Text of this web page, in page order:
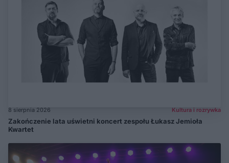
8 sierpnia 2026 Kultura i rozrywka
Zakończenie lata uświetni koncert zespołu Łukasz Jemioła
Kwartet